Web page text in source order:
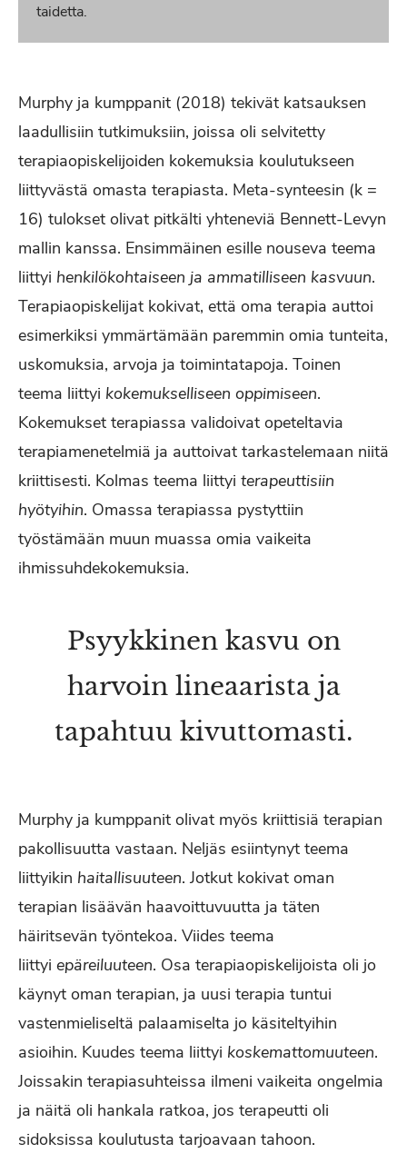
taidetta.
Murphy ja kumppanit (2018) tekivät katsauksen
laadullisiin tutkimuksiin, joissa oli selvitetty
terapiaopiskelijoiden kokemuksia koulutukseen
liittyvästä omasta terapiasta. Meta-synteesin (k =
16) tulokset olivat pitkälti yhteneviä Bennett-Levyn
mallin kanssa. Ensimmäinen esille nouseva teema
liittyi henkilökohtaiseen ja ammatilliseen kasvuun.
Terapiaopiskelijat kokivat, että oma terapia auttoi
esimerkiksi ymmärtämään paremmin omia tunteita,
uskomuksia, arvoja ja toimintatapoja. Toinen
teema liittyi kokemukselliseen oppimiseen.
Kokemukset terapiassa validoivat opeteltavia
terapiamenetelmiä ja auttoivat tarkastelemaan niitä
kriittisesti. Kolmas teema liittyi terapeuttisiin
hyötyihin. Omassa terapiassa pystyttiin
työstämään muun muassa omia vaikeita
ihmissuhdekokemuksia.
Psyykkinen kasvu on
harvoin lineaarista ja
tapahtuu kivuttomasti.
Murphy ja kumppanit olivat myös kriittisiä terapian
pakollisuutta vastaan. Neljäs esiintynyt teema
liittyikin haitallisuuteen. Jotkut kokivat oman
terapian lisäävän haavoittuvuutta ja täten
häiritsevän työntekoa. Viides teema
liittyi epäreiluuteen. Osa terapiaopiskelijoista oli jo
käynyt oman terapian, ja uusi terapia tuntui
vastenmieliseltä palaamiselta jo käsiteltyihin
asioihin. Kuudes teema liittyi koskemattomuuteen.
Joissakin terapiasuhteissa ilmeni vaikeita ongelmia
ja näitä oli hankala ratkoa, jos terapeutti oli
sidoksissa koulutusta tarjoavaan tahoon.